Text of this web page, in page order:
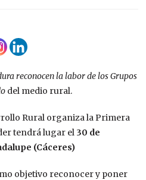
reconocen la labor de los Grupos
del medio rural.
Rural organiza la Primera
tendrá lugar el 30 de
(Cáceres)
objetivo reconocer y poner